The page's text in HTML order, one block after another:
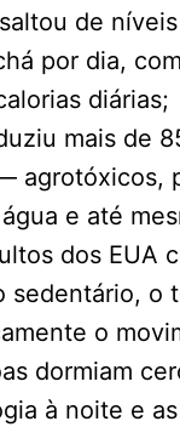
de
por dia,
diárias;
mais de
agrotóxicos,
e até
dos EUA
o
o
dormiam
à noite e